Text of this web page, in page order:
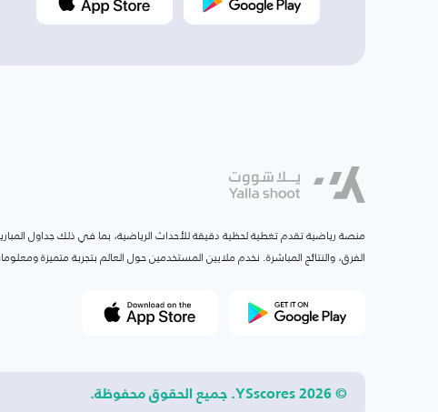
منصة رياضية تقدم تغطية لحظية دقيقة للأحداث الرياضية، بما في ذلك جداول
الفرق، والنتائج المباشرة. نخدم ملايين المستخدمين حول العالم بتجربة متميزة
© 2026 YSscores. جميع الحقوق محفوظة.